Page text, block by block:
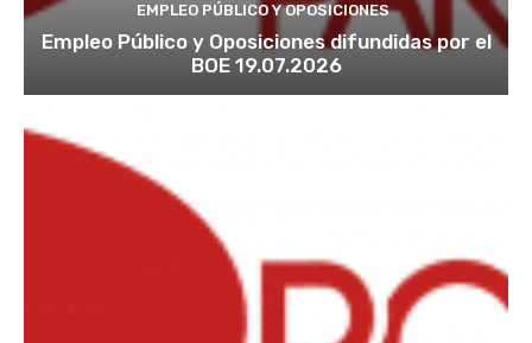
EMPLEO PÚBLICO Y OPOSICIONES
Empleo Público y Oposiciones difundidas por el
BOE 19.07.2026